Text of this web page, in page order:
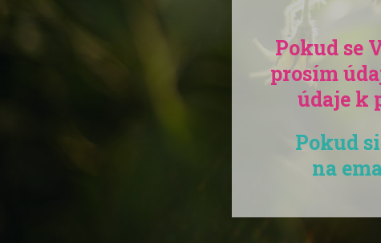
Pokud se
prosím
údaje k
Pokud
na